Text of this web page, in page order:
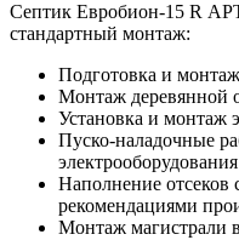
Септик Евробион-15 R
стандартный монтаж:
Подготовка и монтаж
Монтаж деревянной
Установка и монтаж
Пуско-наладочные
Наполнение отсеков
рекомендациями
Монтаж магистрали